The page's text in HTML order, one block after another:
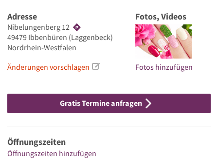
Adresse
Nibelungenberg 12
49479 Ibbenbüren (Laggenbeck)
Nordrhein-Westfalen
Änderungen vorschlagen
Fotos, Videos
Fotos hinzufügen
Gratis Termine anfragen
Öffnungszeiten
Öffnungszeiten hinzufügen